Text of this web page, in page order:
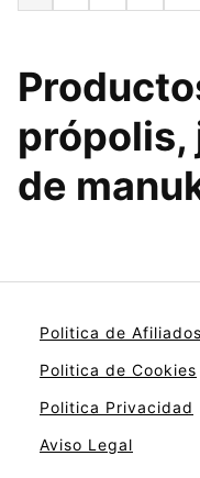
própolis,
de
Politica de Afiliados
Politica de Cookies
Politica Privacidad
Aviso Legal